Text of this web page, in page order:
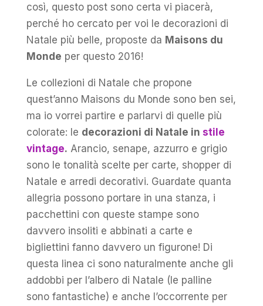
così, questo post sono certa vi piacerà,
perché ho cercato per voi le decorazioni di
Natale più belle, proposte da Maisons du
Monde per questo 2016!
Le collezioni di Natale che propone
quest’anno Maisons du Monde sono ben sei,
ma io vorrei partire e parlarvi di quelle più
colorate: le decorazioni di Natale in stile
vintage. Arancio, senape, azzurro e grigio
sono le tonalità scelte per carte, shopper di
Natale e arredi decorativi. Guardate quanta
allegria possono portare in una stanza, i
pacchettini con queste stampe sono
davvero insoliti e abbinati a carte e
bigliettini fanno davvero un figurone! Di
questa linea ci sono naturalmente anche gli
addobbi per l’albero di Natale (le palline
sono fantastiche) e anche l’occorrente per